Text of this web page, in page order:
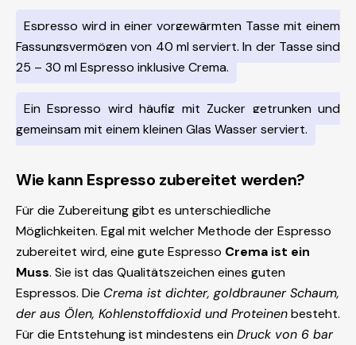
Espresso wird in einer vorgewärmten Tasse mit einem
Fassungsvermögen von 40 ml serviert. In der Tasse sind
25 – 30 ml Espresso inklusive Crema.
Ein Espresso wird häufig mit Zucker getrunken und
gemeinsam mit einem kleinen Glas Wasser serviert.
Wie kann Espresso zubereitet werden?
Für die Zubereitung gibt es unterschiedliche
Möglichkeiten. Egal mit welcher Methode der Espresso
zubereitet wird, eine gute Espresso Crema ist ein
Muss. Sie ist das Qualitätszeichen eines guten
Espressos. Die Crema ist dichter, goldbrauner Schaum,
der aus Ölen, Kohlenstoffdioxid und Proteinenbesteht.
Für die Entstehung ist mindestens einDruck von 6 bar